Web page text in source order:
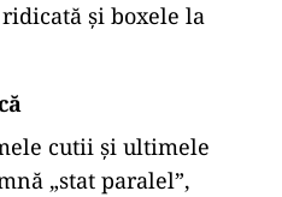
ridicată și boxele la
cutii și ultimele
„stat paralel”,